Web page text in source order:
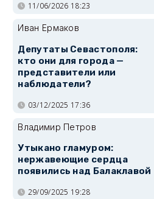
11/06/2026 18:23
Иван Ермаков
Депутаты Севастополя:
кто они для города —
представители или
наблюдатели?
03/12/2025 17:36
Владимир Петров
Утыкано гламуром:
нержавеющие сердца
появились над Балаклавой
29/09/2025 19:28